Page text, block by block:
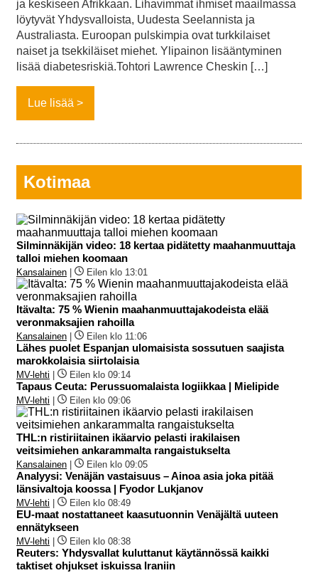
ja keskiseen Afrikkaan. Lihavimmat ihmiset maailmassa
löytyvät Yhdysvalloista, Uudesta Seelannista ja
Australiasta. Euroopan pulskimpia ovat turkkilaiset
naiset ja tsekkiläiset miehet. Ylipainon lisääntyminen
lisää diabetesriskiä.Tohtori Lawrence Cheskin […]
Lue lisää
Kotimaa
Silminnäkijän video: 18 kertaa pidätetty maahanmuuttaja
talloi miehen koomaan
Kansalainen Eilen klo 13:01
Itävalta: 75 % Wienin maahanmuuttajakodeista elää
veronmaksajien rahoilla
Kansalainen Eilen klo 11:06
Lähes puolet Espanjan ulomaisista sossutuen saajista
marokkolaisia siirtolaisia
MV-lehti Eilen klo 09:14
Tapaus Ceuta: Perussuomalaista logiikkaa | Mielipide
MV-lehti Eilen klo 09:06
THL:n ristiriitainen ikäarvio pelasti irakilaisen
veitsimiehen ankarammalta rangaistukselta
Kansalainen Eilen klo 09:05
Analyysi: Venäjän vastaisuus – Ainoa asia joka pitää
länsivaltoja koossa | Fyodor Lukjanov
MV-lehti Eilen klo 08:49
EU-maat nostattaneet kaasutuonnin Venäjältä uuteen
ennätykseen
MV-lehti Eilen klo 08:38
Reuters: Yhdysvallat kuluttanut käytännössä kaikki
taktiset ohjukset iskuissa Iraniin